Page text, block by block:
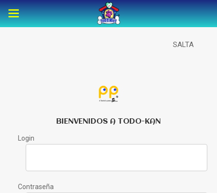
SALTA
BIENVENIDOS A TODO-KAN
Login
Contraseña